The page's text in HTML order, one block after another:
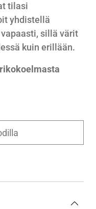
tilasi
yhdistellä
sillä värit
kuin erillään.